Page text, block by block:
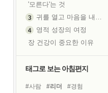
'모른다'는 것
귀를 열고 마음을 내어주고
영적 성장의 여정
장 건강이 중요한 이유
흙이 된 몸으로 출근하는 여자
태그로 보는 아침편지
#사람 #리더
#경험